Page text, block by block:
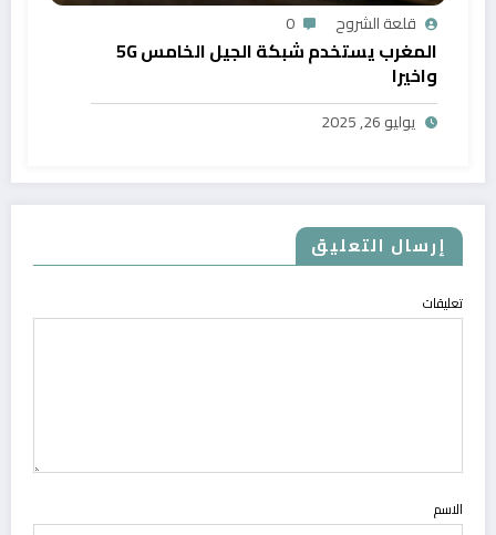
قلعة الشروح 0
المغرب يستخدم شبكة الجيل الخامس 5G
واخيرا
يوليو 26, 2025
إرسال التعليق
تعليقات
الاسم